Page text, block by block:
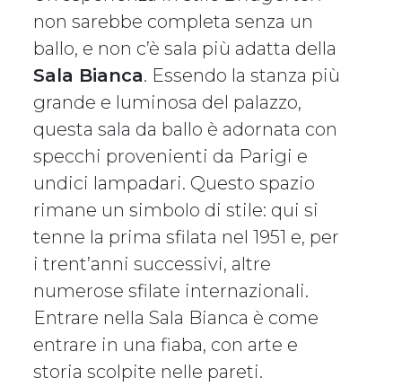
non sarebbe completa senza un
ballo, e non c’è sala più adatta della
Sala Bianca. Essendo la stanza più
grande e luminosa del palazzo,
questa sala da ballo è adornata con
specchi provenienti da Parigi e
undici lampadari. Questo spazio
rimane un simbolo di stile: qui si
tenne la prima sfilata nel 1951 e, per
i trent’anni successivi, altre
numerose sfilate internazionali.
Entrare nella Sala Bianca è come
entrare in una fiaba, con arte e
storia scolpite nelle pareti.